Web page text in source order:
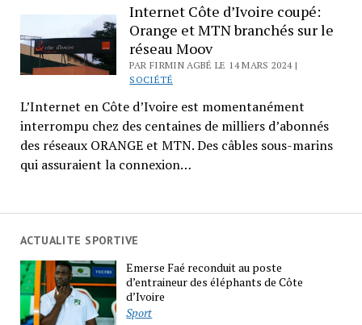
ACTUALITE SPORTIVE
Emerse Faé reconduit au poste
d’entraineur des éléphants de Côte
d’Ivoire
Sport
Internet Côte d’Ivoire coupé:
Orange et MTN branchés sur le
réseau Moov
PAR FIRMIN AGBÉ LE 14 MARS 2024 |
SOCIÉTÉ
L’Internet en Côte d’Ivoire est momentanément
interrompu chez des centaines de milliers d’abonnés
des réseaux ORANGE et MTN. Des câbles sous-marins
qui assuraient la connexion…